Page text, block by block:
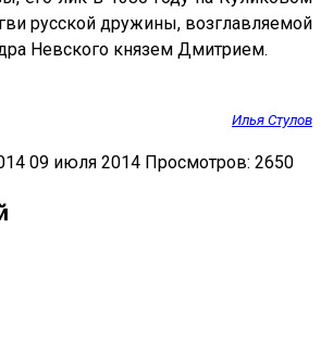
русской дружины, возглавляемой
Невского князем Дмитрием.
Илья Стулов
09 июля 2014 Просмотров: 2650